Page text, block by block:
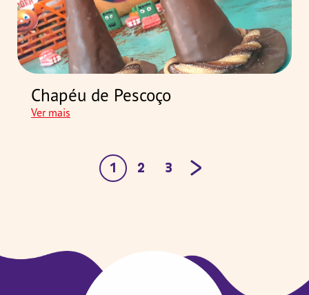
Chapéu de Pescoço
Ver mais
1 2 3